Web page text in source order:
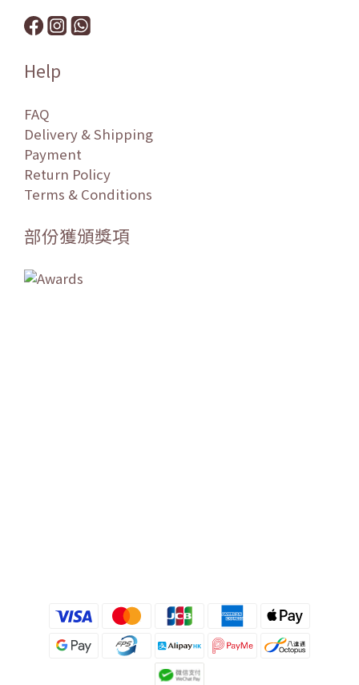
Help
FAQ
Delivery & Shipping
Payment
Return Policy
Terms & Conditions
部份獲頒獎項